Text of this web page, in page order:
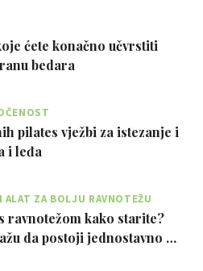
ćete konačno učvrstiti
bedara
pilates vježbi za istezanje i
i leđa
ALAT ZA BOLJU RAVNOTEŽU
ravnotežom kako starite?
da postoji jednostavno …